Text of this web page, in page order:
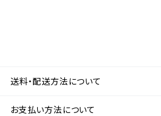
送料・配送方法について
お支払い方法について